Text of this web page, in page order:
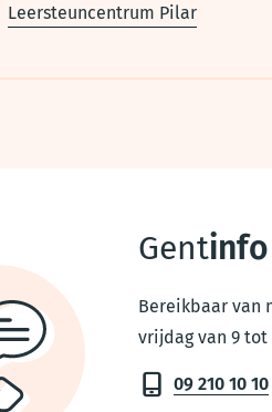
Leersteuncentrum Pilar
Gentinfo
Bereikbaar van
vrijdag van 9 tot
09 210 10 10